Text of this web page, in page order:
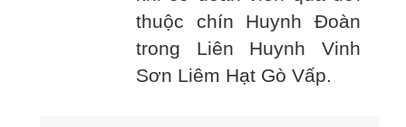
thuộc chín Huynh Đoàn
trong Liên Huynh Vinh
Sơn Liêm Hạt Gò Vấp.